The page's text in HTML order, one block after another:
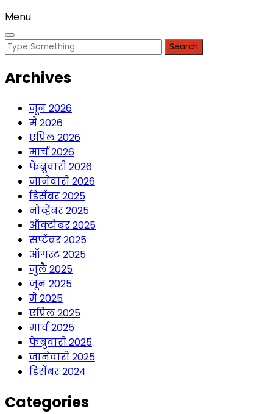
Menu
Search
Archives
जून 2026
मे 2026
एप्रिल 2026
मार्च 2026
फेब्रुवारी 2026
जानेवारी 2026
डिसेंबर 2025
नोव्हेंबर 2025
ऑक्टोबर 2025
सप्टेंबर 2025
ऑगस्ट 2025
जुलै 2025
जून 2025
मे 2025
एप्रिल 2025
मार्च 2025
फेब्रुवारी 2025
जानेवारी 2025
डिसेंबर 2024
Categories